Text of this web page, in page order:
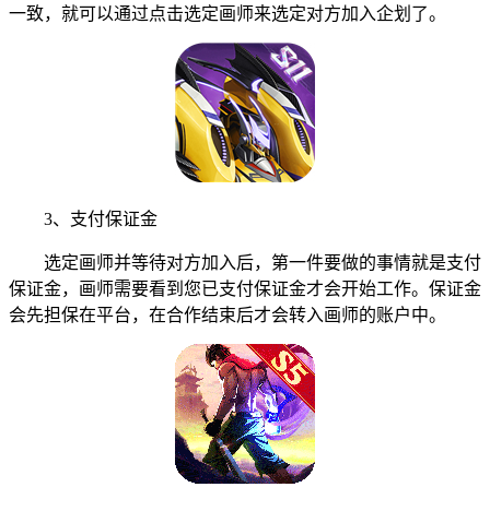
一致，就可以通过点击选定画师来选定对方加入企划了。
3、支付保证金
选定画师并等待对方加入后，第一件要做的事情就是支付
保证金，画师需要看到您已支付保证金才会开始工作。保证金
会先担保在平台，在合作结束后才会转入画师的账户中。